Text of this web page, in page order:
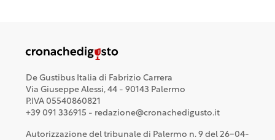
De Gustibus Italia di Fabrizio Carrera
Via Giuseppe Alessi, 44 - 90143 Palermo
P.IVA 05540860821
+39 091 336915 - redazione@cronachedigusto.it
Autorizzazione del tribunale di Palermo n. 9 del 26-04-